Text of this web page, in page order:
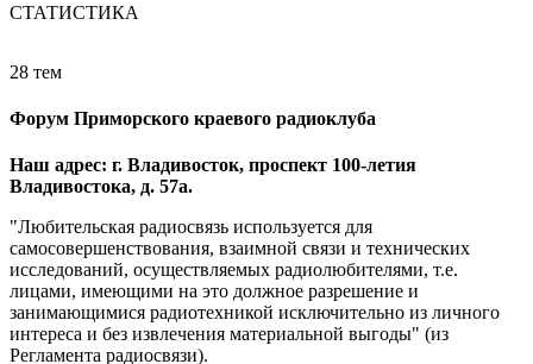
СТАТИСТИКА
28 тем
Форум Приморского краевого радиоклуба
Наш адрес: г. Владивосток, проспект 100-летия
Владивостока, д. 57а.
"Любительская радиосвязь используется для
самосовершенствования, взаимной связи и технических
исследований, осуществляемых радиолюбителями, т.е.
лицами, имеющими на это должное разрешение и
занимающимися радиотехникой исключительно из личного
интереса и без извлечения материальной выгоды" (из
Регламента радиосвязи).